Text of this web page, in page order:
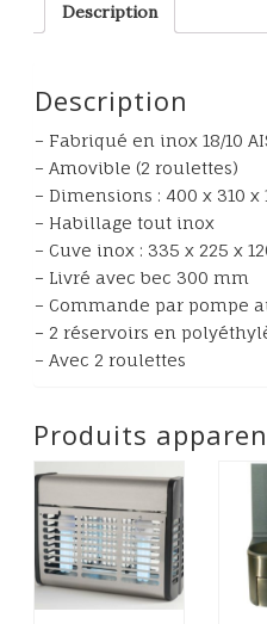
Description
Description
– Fabriqué en inox 18/10
– Amovible (2 roulettes)
– Dimensions : 400 x 310 x
– Habillage tout inox
– Cuve inox : 335 x 225 x
– Livré avec bec 300 mm
– Commande par pompe
– 2 réservoirs en
– Avec 2 roulettes
Produits